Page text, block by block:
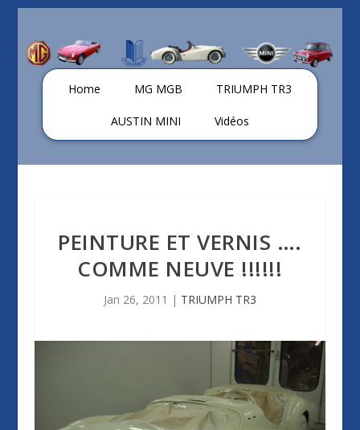
Home MG MGB TRIUMPH TR3
AUSTIN MINI Vidéos
PEINTURE ET VERNIS ….
COMME NEUVE !!!!!!
Jan 26, 2011 | TRIUMPH TR3